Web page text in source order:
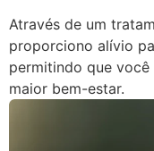
Através de um
proporciono alívio
permitindo que
maior bem-estar.